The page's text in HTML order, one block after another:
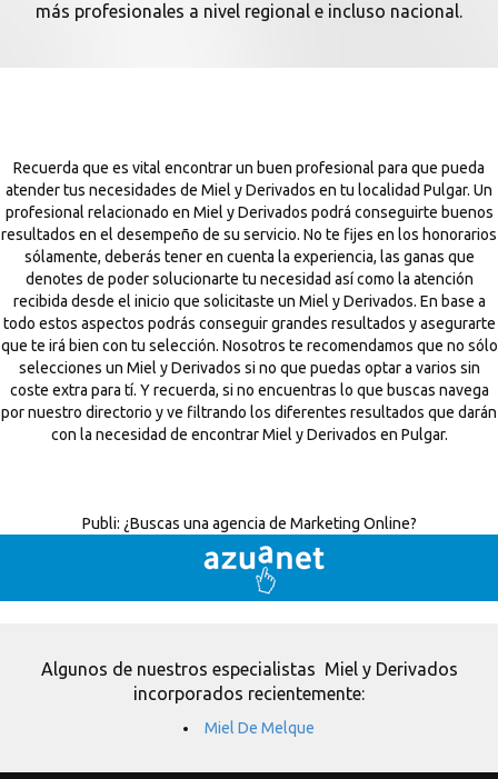
más profesionales a nivel regional e incluso nacional.
Recuerda que es vital encontrar un buen profesional para que pueda
atender tus necesidades de Miel y Derivados en tu localidad Pulgar. Un
profesional relacionado en Miel y Derivados podrá conseguirte buenos
resultados en el desempeño de su servicio. No te fijes en los honorarios
sólamente, deberás tener en cuenta la experiencia, las ganas que
denotes de poder solucionarte tu necesidad así como la atención
recibida desde el inicio que solicitaste un Miel y Derivados. En base a
todo estos aspectos podrás conseguir grandes resultados y asegurarte
que te irá bien con tu selección. Nosotros te recomendamos que no sólo
selecciones un Miel y Derivados si no que puedas optar a varios sin
coste extra para tí. Y recuerda, si no encuentras lo que buscas navega
por nuestro directorio y ve filtrando los diferentes resultados que darán
con la necesidad de encontrar Miel y Derivados en Pulgar.
Publi: ¿Buscas una agencia de Marketing Online?
Algunos de nuestros especialistas Miel y Derivados
incorporados recientemente:
Miel De Melque